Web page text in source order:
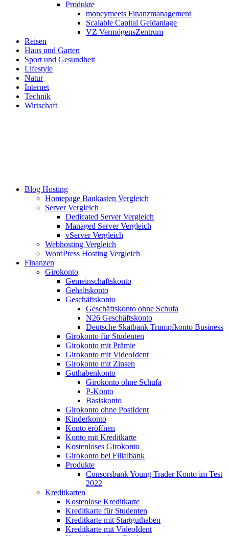
Produkte
moneymeets Finanzmanagement
Scalable Capital Geldanlage
VZ VermögensZentrum
Reisen
Haus und Garten
Sport und Gesundheit
Lifestyle
Natur
Internet
Technik
Wirtschaft
Blog Hosting
Homepage Baukasten Vergleich
Server Vergleich
Dedicated Server Vergleich
Managed Server Vergleich
vServer Vergleich
Webhosting Vergleich
WordPress Hosting Vergleich
Finanzen
Girokonto
Gemeinschaftskonto
Gehaltskonto
Geschäftskonto
Geschäftskonto ohne Schufa
N26 Geschäftskonto
Deutsche Skatbank Trumpfkonto Business
Girokonto für Studenten
Girokonto mit Prämie
Girokonto mit VideoIdent
Girokonto mit Zinsen
Guthabenkonto
Girokonto ohne Schufa
P-Konto
Basiskonto
Girokonto ohne PostIdent
Kinderkonto
Konto eröffnen
Konto mit Kreditkarte
Kostenloses Girokonto
Girokonto bei Filialbank
Produkte
Consorsbank Young Trader Konto im Test
2022
Kreditkarten
Kostenlose Kreditkarte
Kreditkarte für Studenten
Kreditkarte mit Startguthaben
Kreditkarte mit VideoIdent